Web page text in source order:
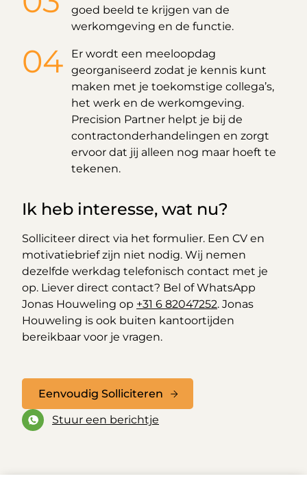
goed beeld te krijgen van de
werkomgeving en de functie.
Er wordt een meeloopdag
georganiseerd zodat je kennis kunt
maken met je toekomstige collega’s,
het werk en de werkomgeving.
Precision Partner helpt je bij de
contractonderhandelingen en zorgt
ervoor dat jij alleen nog maar hoeft te
tekenen.
Ik heb interesse, wat nu?
Solliciteer direct via het formulier. Een CV en
motivatiebrief zijn niet nodig. Wij nemen
dezelfde werkdag telefonisch contact met je
op. Liever direct contact? Bel of WhatsApp
Jonas Houweling op +31 6 82047252. Jonas
Houweling is ook buiten kantoortijden
bereikbaar voor je vragen.
Eenvoudig Solliciteren
Stuur een berichtje